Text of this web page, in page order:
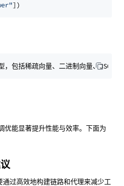
优能显著提升性能与效率。下面为
过高效地构建链路和代理来减少工